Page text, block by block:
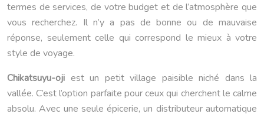
termes de services, de votre budget et de l’atmosphère que
vous recherchez. Il n’y a pas de bonne ou de mauvaise
réponse, seulement celle qui correspond le mieux à votre
style de voyage.
Chikatsuyu-oji est un petit village paisible niché dans la
vallée. C’est l’option parfaite pour ceux qui cherchent le calme
absolu. Avec une seule épicerie, un distributeur automatique